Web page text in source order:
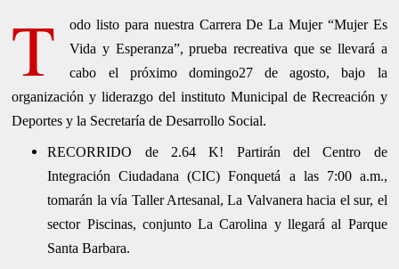
T
odo listo para nuestra Carrera De La Mujer “Mujer Es
Vida y Esperanza”, prueba recreativa que se llevará a
cabo el próximo domingo27 de agosto, bajo la
organización y liderazgo del instituto Municipal de Recreación y
Deportes y la Secretaría de Desarrollo Social.
RECORRIDO de 2.64 K! Partirán del Centro de
Integración Ciudadana (CIC) Fonquetá a las 7:00 a.m.,
tomarán la vía Taller Artesanal, La Valvanera hacia el sur, el
sector Piscinas, conjunto La Carolina y llegará al Parque
Santa Barbara.